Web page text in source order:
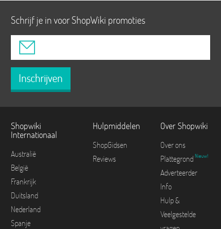
Schrijf je in voor ShopWiki promoties
Inschrijven
Shopwiki
Internationaal
Australië
België
Frankrijk
Duitsland
Nederland
Spanje
Hulpmiddelen
ShopGidsen
Reviews
Over Shopwiki
Over ons
Plattegrond Nieuw!
Adverteerder
Info
Hulp &
Veelgestelde